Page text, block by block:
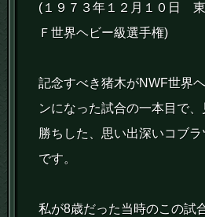
(１９７３年１２月１０日
Ｆ世界ヘビー級選手権)
記念すべき猪木がNWF世界
ンになった試合の一本目で
勝ちした、思い出深いコブ
です。
私が8歳だった当時のこの試